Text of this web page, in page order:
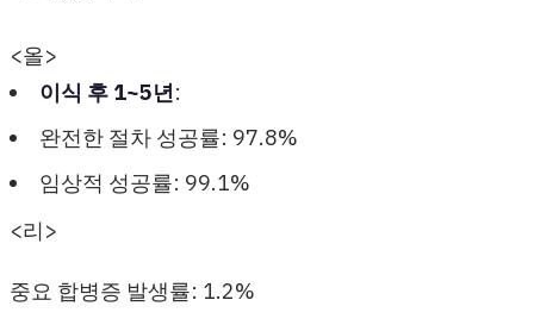
<올>
이식 후 1~5년:
완전한 절차 성공률: 97.8%
임상적 성공률: 99.1%
<리>
중요 합병증 발생률: 1.2%